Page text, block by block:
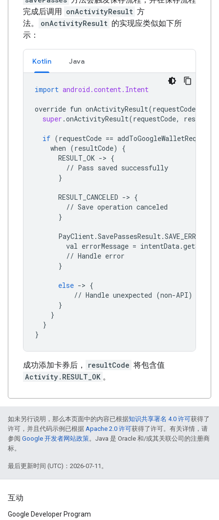
完成后调用 onActivityResult 方
法。
onActivityResult 的实现应类似如下所
示：
Kotlin Java
import android.content.Intent
override fun onActivityResult(requestCode
super .onActivityResult(requestCode,
if (requestCode ==
when (resultCode)
{
RESULT_OK -> {
// Pass saved successfully
}
RESULT_CANCELED -> {
// Save operation canceled
}
PayClient.SavePassesResult.SAVE_ERROR
val errorMessage = intentData.
// Handle error
}
else -> {
// Handle unexpected (non-API)
}
}
}
}
成功添加卡券后， resultCode 将包含值
Activity.RESULT_OK 。
如未另行说明，那么本页面中的内容已根据知识共享署名 4.0 许可获得了
许可，并且代码示例已根据 Apache 2.0 许可获得了许可。有关详情，请
参阅 Google 开发者网站政策。Java 是 Oracle 和/或其关联公司的注册商
标。
最后更新时间 (UTC)：2026-07-11。
互动
Google Developer Program